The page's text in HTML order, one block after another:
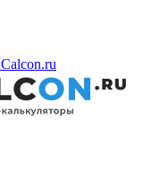
Calcon.ru